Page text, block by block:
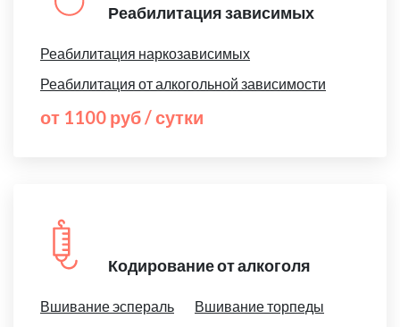
Реабилитация зависимых
Реабилитация наркозависимых
Реабилитация от алкогольной зависимости
от 1100 руб / сутки
Кодирование от алкоголя
Вшивание эспераль
Вшивание торпеды